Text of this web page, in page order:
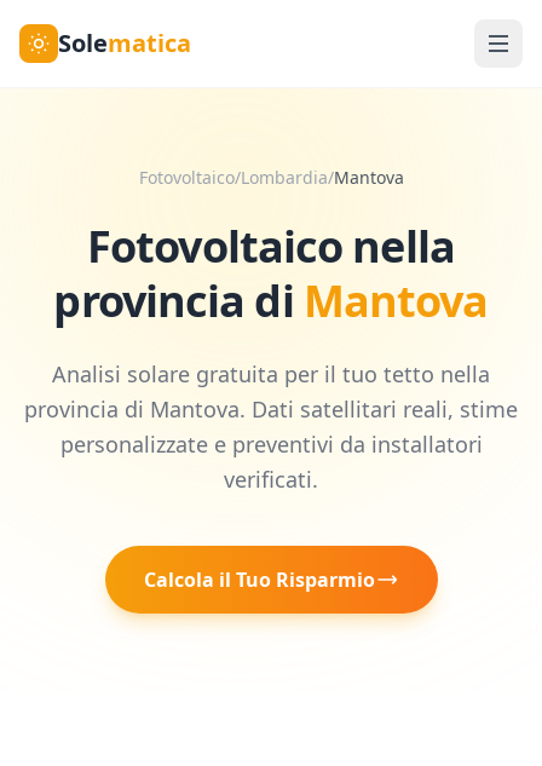
Solematica
Fotovoltaico/Lombardia/Mantova
Fotovoltaico nella
provincia di Mantova
Analisi solare gratuita per il tuo tetto nella
provincia di Mantova. Dati satellitari reali, stime
personalizzate e preventivi da installatori
verificati.
Calcola il Tuo Risparmio